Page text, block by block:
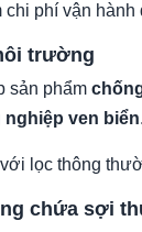
phí vận hành
trường
sản phẩm
ven biển.
lọc thông
chứa sợi